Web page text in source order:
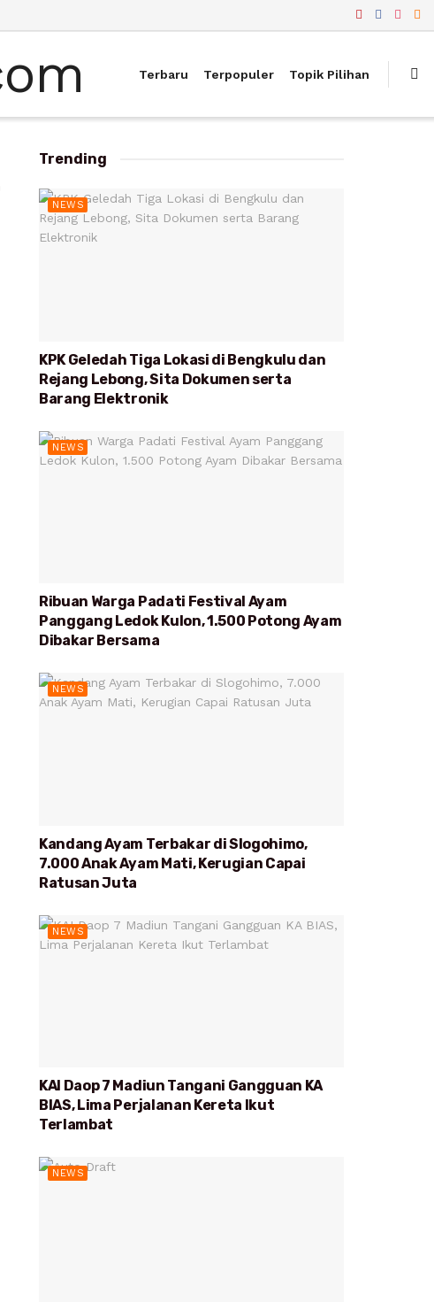
Terbaru Terpopuler Topik Pilihan
Trending
NEWS
KPK Geledah Tiga Lokasi di Bengkulu dan
Rejang Lebong, Sita Dokumen serta
Barang Elektronik
NEWS
Ribuan Warga Padati Festival Ayam
Panggang Ledok Kulon, 1.500 Potong Ayam
Dibakar Bersama
NEWS
Kandang Ayam Terbakar di Slogohimo,
7.000 Anak Ayam Mati, Kerugian Capai
Ratusan Juta
NEWS
KAI Daop 7 Madiun Tangani Gangguan KA
BIAS, Lima Perjalanan Kereta Ikut
Terlambat
NEWS